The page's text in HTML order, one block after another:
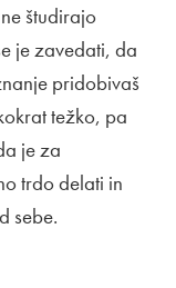
študirajo
je zavedati, da
pridobivaš
težko, pa
je za
trdo delati in
sebe.